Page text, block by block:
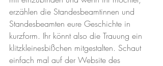
erzählen die Standesbeamtinnen und
Standesbeamten eure Geschichte in
kurzform. Ihr könnt also die Trauung ein
klitzkleinesbißchen mitgestalten. Schaut
einfach mal auf der Website des